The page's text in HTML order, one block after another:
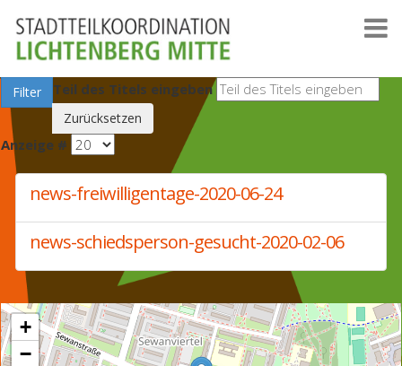
Teil des Titels eingeben
Filter
Zurücksetzen
Anzeige #
news-freiwilligentage-2020-06-24
news-schiedsperson-gesucht-2020-02-06
+
−